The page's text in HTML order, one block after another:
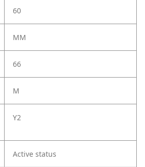
60
MM
66
M
Y2
Active status